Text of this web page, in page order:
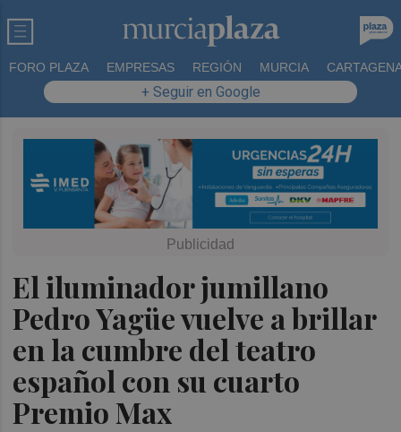
FORO PLAZA EMPRESAS REGIÓN MURCIA
+ Seguir en Google
El iluminador jumillano
Pedro Yagüe vuelve a brillar
en la cumbre del teatro
español con su cuarto
Premio Max